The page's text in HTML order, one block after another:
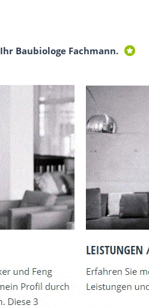
Ihr Baubiologe Fachmann.